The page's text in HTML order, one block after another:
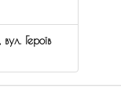
Героїв